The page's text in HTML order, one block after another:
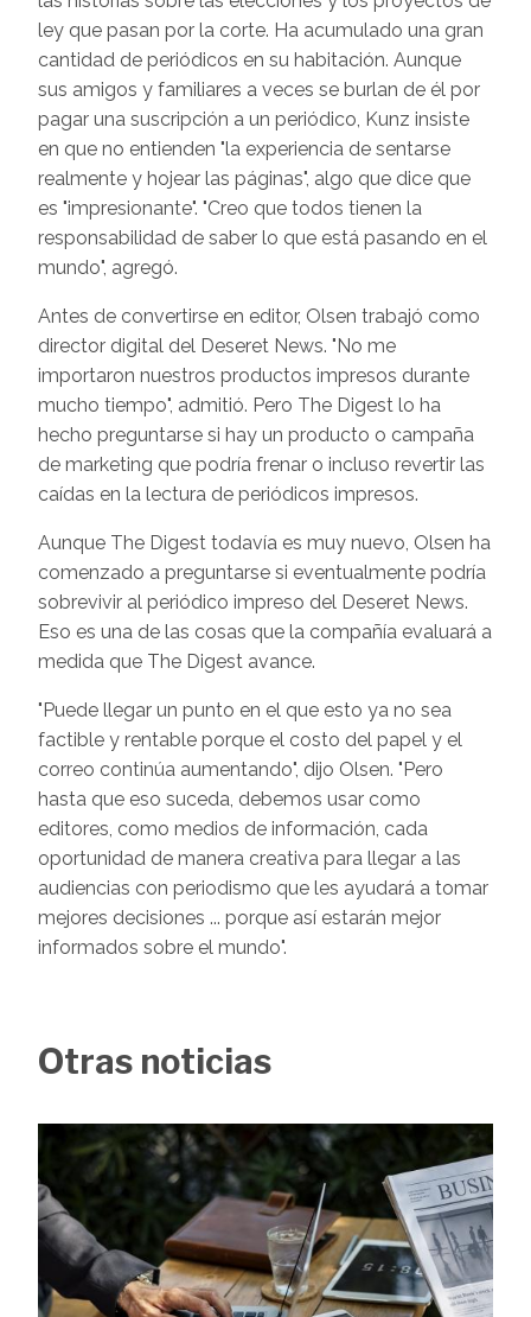
ley que pasan por la corte. Ha acumulado una gran
cantidad de periódicos en su habitación. Aunque
sus amigos y familiares a veces se burlan de él por
pagar una suscripción a un periódico, Kunz insiste
en que no entienden "la experiencia de sentarse
realmente y hojear las páginas", algo que dice que
es "impresionante". "Creo que todos tienen la
responsabilidad de saber lo que está pasando en el
mundo", agregó.
Antes de convertirse en editor, Olsen trabajó como
director digital del Deseret News. "No me
importaron nuestros productos impresos durante
mucho tiempo", admitió. Pero The Digest lo ha
hecho preguntarse si hay un producto o campaña
de marketing que podría frenar o incluso revertir las
caídas en la lectura de periódicos impresos.
Aunque The Digest todavía es muy nuevo, Olsen ha
comenzado a preguntarse si eventualmente podría
sobrevivir al periódico impreso del Deseret News.
Eso es una de las cosas que la compañía evaluará a
medida que The Digest avance.
"Puede llegar un punto en el que esto ya no sea
factible y rentable porque el costo del papel y el
correo continúa aumentando", dijo Olsen. "Pero
hasta que eso suceda, debemos usar como
editores, como medios de información, cada
oportunidad de manera creativa para llegar a las
audiencias con periodismo que les ayudará a tomar
mejores decisiones ... porque así estarán mejor
informados sobre el mundo".
Otras noticias
Image